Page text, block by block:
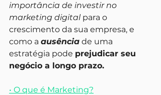
importância de investir no
marketing digital para o
crescimento da sua empresa, e
como a ausência de uma
estratégia pode prejudicar seu
negócio a longo prazo.
• O que é Marketing?